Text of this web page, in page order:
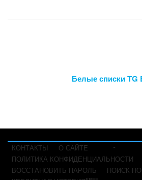
Белые списки TG
-
КОНТАКТЫ
О САЙТЕ
ПОЛИТИКА КОНФИДЕНЦИАЛЬНОСТИ
ВОССТАНОВИТЬ ПАРОЛЬ
ПОИСК